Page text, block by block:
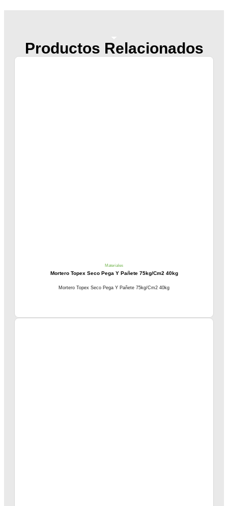
Productos Relacionados
Materiales
Mortero Topex Seco Pega Y Pañete 75kg/Cm2 40kg
Mortero Topex Seco Pega Y Pañete 75kg/Cm2 40kg